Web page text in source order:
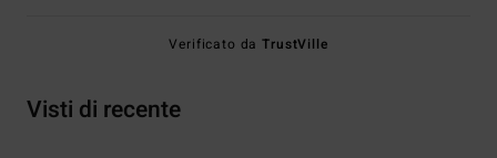
Verificato daTrustVille
Visti di recente